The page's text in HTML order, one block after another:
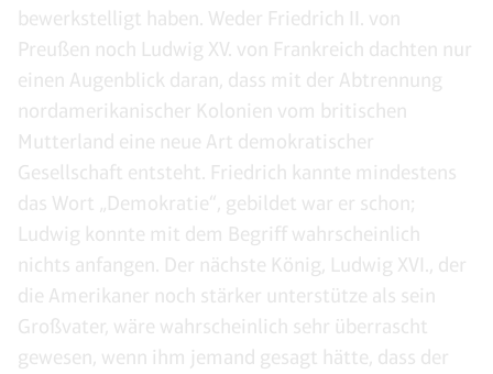
bewerkstelligt haben. Weder Friedrich II. von
Preußen noch Ludwig XV. von Frankreich dachten nur
einen Augenblick daran, dass mit der Abtrennung
nordamerikanischer Kolonien vom britischen
Mutterland eine neue Art demokratischer
Gesellschaft entsteht. Friedrich kannte mindestens
das Wort „Demokratie“, gebildet war er schon;
Ludwig konnte mit dem Begriff wahrscheinlich
nichts anfangen. Der nächste König, Ludwig XVI., der
die Amerikaner noch stärker unterstütze als sein
Großvater, wäre wahrscheinlich sehr überrascht
gewesen, wenn ihm jemand gesagt hätte, dass der